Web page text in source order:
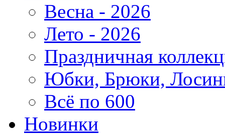
Весна - 2026
Лето - 2026
Праздничная
Юбки, Брюки,
Всё по 600
Новинки